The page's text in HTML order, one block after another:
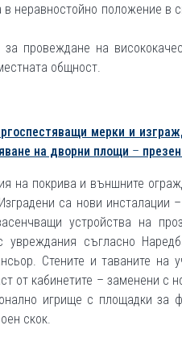
неравностойно положение в
провеждане на
общност.
мерки и
на дворни площи –
на покрива и външните
са нови инсталации
устройства на
увреждания съгласно
Стените и таваните на
от кабинетите – заменени с
игрище с площадки за
скок.